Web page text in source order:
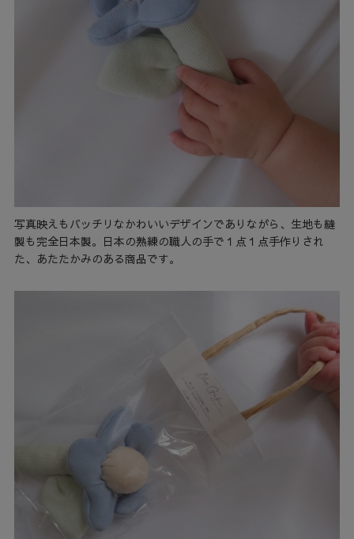
写真映えもバッチリなかわいいデザインでありながら、生地も縫
製も完全日本製。日本の熟練の職人の手で１点１点手作りされ
た、あたたかみのある商品です。